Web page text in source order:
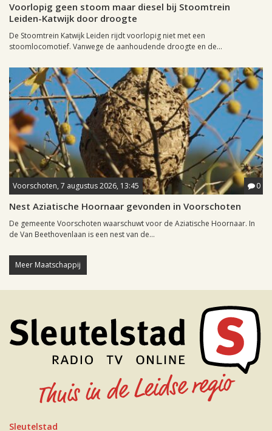
Voorlopig geen stoom maar diesel bij Stoomtrein
Leiden-Katwijk door droogte
De Stoomtrein Katwijk Leiden rijdt voorlopig niet met een
stoomlocomotief. Vanwege de aanhoudende droogte en de...
Voorschoten, 7 augustus 2026, 13:45 0
Nest Aziatische Hoornaar gevonden in Voorschoten
De gemeente Voorschoten waarschuwt voor de Aziatische Hoornaar. In
de Van Beethovenlaan is een nest van de...
Meer Maatschappij
Sleutelstad